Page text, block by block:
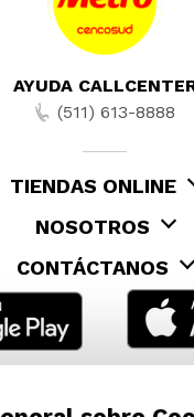
AYUDA
(511) 613-8888
TIENDAS ONLINE
NOSOTROS
CONTÁCTANOS